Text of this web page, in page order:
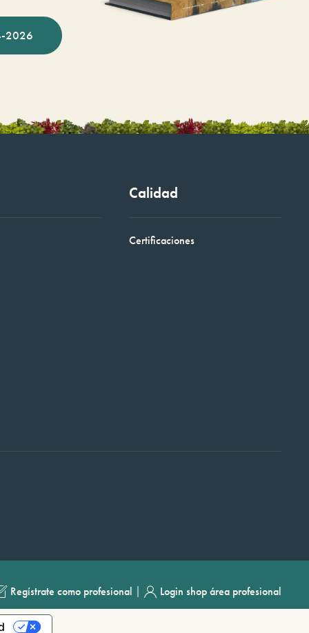
2026
Calidad
Certificaciones
Regístrate como profesional | Login shop área profesional